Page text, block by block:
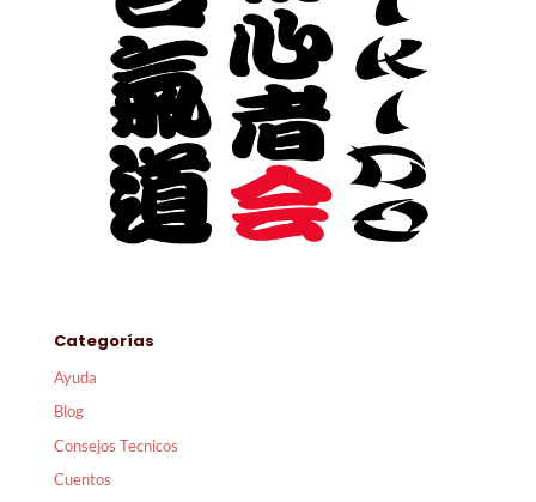
Categorías
Ayuda
Blog
Consejos Tecnicos
Cuentos